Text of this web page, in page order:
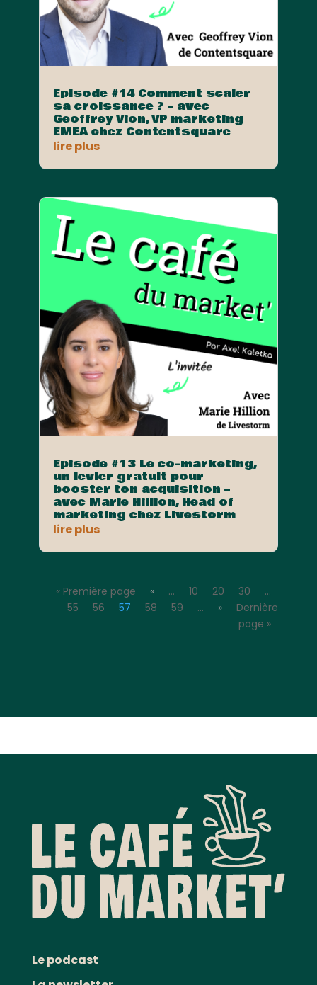
Episode #14 Comment scaler
sa croissance ? – avec
Geoffrey Vion, VP marketing
EMEA chez Contentsquare
lire plus
Episode #13 Le co-marketing,
un levier gratuit pour
booster ton acquisition –
avec Marie Hillion, Head of
marketing chez Livestorm
lire plus
« Première page « … 10 20 30
…
55
56 57 58 59 … »
Dernière
page »
Le podcast